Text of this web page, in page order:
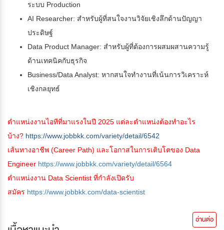
ระบบ Production
AI Researcher: สำหรับผู้ที่สนใจงานวิจัยเชิงลึกด้านปัญญา
ประดิษฐ์
Data Product Manager: สำหรับผู้ที่ต้องการผสมผสานความรู้
ด้านเทคนิคกับธุรกิจ
Business/Data Analyst: หากสนใจทำงานที่เน้นการวิเคราะห์
เชิงกลยุทธ์
ตำแหน่งงานไอทีที่มาแรงในปี 2025 แต่ละตำแหน่งต้องทำอะไร
บ้าง? https://www.jobbkk.com/variety/detail/6542
เส้นทางอาชีพ (Career Path) และโอกาสในการเติบโตของ Data
Engineer https://www.jobbkk.com/variety/detail/6564
ตำแหน่งงาน Data Scientist ที่กำลังเปิดรับ
สมัคร https://www.jobbkk.com/data-scientist
อ่านต่อ